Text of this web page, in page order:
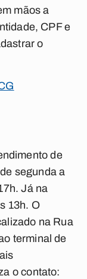
mãos a
CPF e
o
de
segunda a
Já na
13h. O
na Rua
terminal de
o contato: